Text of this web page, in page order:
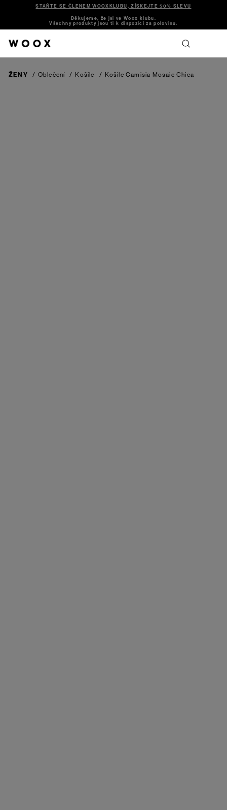
STAŇTE SE ČLENEM WOOXKLUBU, ZÍSKEJTE 50% SLEVU
Děkujeme, že jsi ve Woox klubu.
Všechny produkty jsou ti k dispozici za polovinu.
ŽENY / Oblečení / Košile / Košile Camisia Mosaic Chica